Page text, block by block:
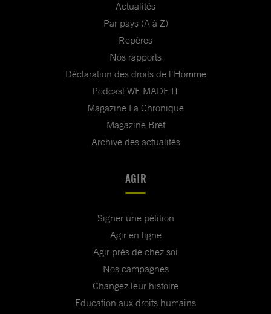
Actualités
Par pays (A à Z)
Repères
Nos rapports
Déclaration des droits de l'Homme
Podcast WE MADE IT
Magazine La Chronique
Magazine Bref
Archive des actualités
AGIR
Signer une pétition
Agir en ligne
Agir près de chez soi
Nos campagnes
Changez leur histoire
Education aux droits humains